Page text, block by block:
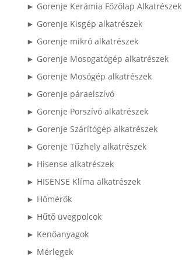
► Gorenje Kerámia Főzőlap Alkatrészek
► Gorenje Kisgép alkatrészek
► Gorenje mikró alkatrészek
► Gorenje Mosogatógép alkatrészek
► Gorenje Mosógép alkatrészek
► Gorenje páraelszívó
► Gorenje Porszívó alkatrészek
► Gorenje Szárítógép alkatrészek
► Gorenje Tűzhely alkatrészek
► Hisense alkatrészek
► HISENSE Klíma alkatrészek
► Hőmérők
► Hűtő üvegpolcok
► Kenőanyagok
► Mérlegek